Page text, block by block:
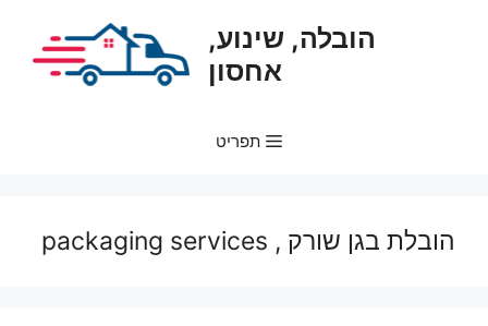
הובלה, שינוע,
אחסון
תפריט
הובלת בגן שורק , packaging services